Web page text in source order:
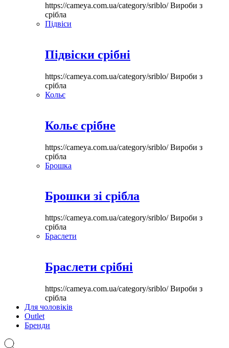
https://cameya.com.ua/category/sriblo/Вироби з
срібла
Підвіси
Підвіски срібні
https://cameya.com.ua/category/sriblo/Вироби з
срібла
Кольє
Кольє срібне
https://cameya.com.ua/category/sriblo/Вироби з
срібла
Брошка
Брошки зі срібла
https://cameya.com.ua/category/sriblo/Вироби з
срібла
Браслети
Браслети срібні
https://cameya.com.ua/category/sriblo/Вироби з
срібла
Для чоловіків
Outlet
Бренди